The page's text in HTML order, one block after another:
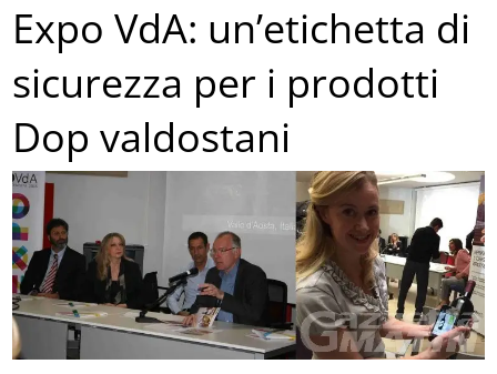
Expo VdA: un’etichetta di
sicurezza per i prodotti
Dop valdostani